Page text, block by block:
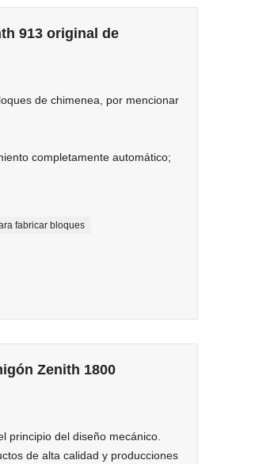
913 original de
de chimenea, por mencionar
completamente automático;
fabricar bloques
Zenith 1800
principio del diseño mecánico.
de alta calidad y producciones